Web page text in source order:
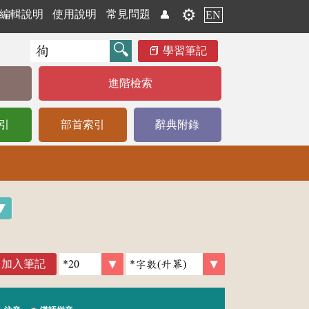
輯說明 使用說明 常見問題 👤 ⚙️ EN
學習筆記
進階檢索
部首索引 辭典附錄
加入筆記